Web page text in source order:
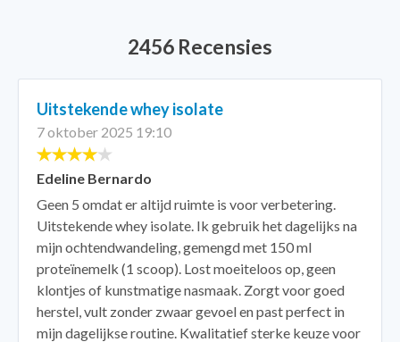
2456 Recensies
Uitstekende whey isolate
7 oktober 2025 19:10
Edeline Bernardo
Geen 5 omdat er altijd ruimte is voor verbetering.
Uitstekende whey isolate. Ik gebruik het dagelijks na
mijn ochtendwandeling, gemengd met 150 ml
proteïnemelk (1 scoop). Lost moeiteloos op, geen
klontjes of kunstmatige nasmaak. Zorgt voor goed
herstel, vult zonder zwaar gevoel en past perfect in
mijn dagelijkse routine. Kwalitatief sterke keuze voor